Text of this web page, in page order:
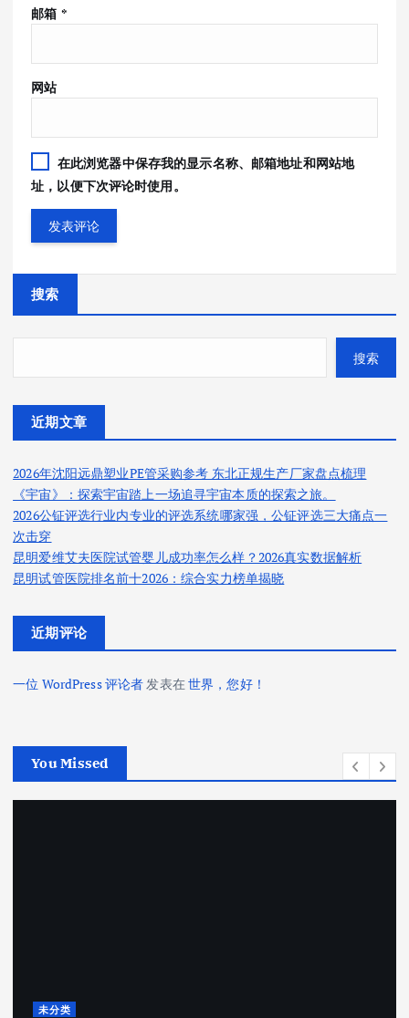
邮箱 *
网站
在此浏览器中保存我的显示名称、邮箱地址和网站地
址，以便下次评论时使用。
搜索
搜索
近期文章
2026年沈阳远鼎塑业PE管采购参考 东北正规生产厂家盘点梳理
《宇宙》：探索宇宙踏上一场追寻宇宙本质的探索之旅。
2026公钲评选行业内专业的评选系统哪家强，公钲评选三大痛点一
次击穿
昆明爱维艾夫医院试管婴儿成功率怎么样？2026真实数据解析
昆明试管医院排名前十2026：综合实力榜单揭晓
近期评论
一位 WordPress 评论者发表在世界，您好！
You Missed
未分类